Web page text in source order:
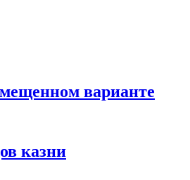
варианте
казни